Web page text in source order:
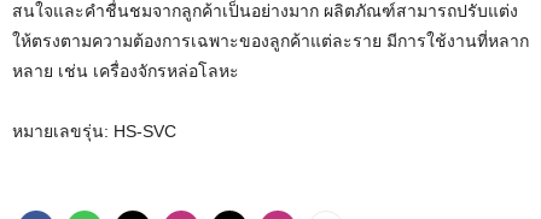
สนใจและคำชื่นชมจากลูกค้าเป็นอย่างมาก ผลิตภัณฑ์สามารถปรับแต่ง
ให้ตรงตามความต้องการเฉพาะของลูกค้าแต่ละราย มีการใช้งานที่หลาก
หลาย เช่น เครื่องจักรหล่อโลหะ
หมายเลขรุ่น: HS-SVC